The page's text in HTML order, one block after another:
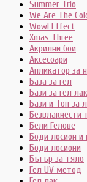
Summer Trio
We Are The
Wow! Effect
Xmas Three
Акрилни бои
Аксесоари
Апликатор за
База за гел
Бази за гел
Бази и Топ за
Безвлакнести
Бели Гелове
Боди лосион
Боди лосиони
Бътър за тяло
Гел UV метод